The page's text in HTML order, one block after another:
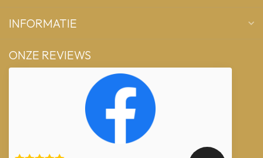
INFORMATIE
ONZE REVIEWS